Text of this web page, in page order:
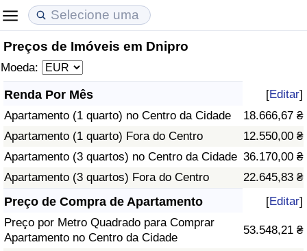
Preços de Imóveis em Dnipro
Moeda:
Renda Por Mês [Editar]
Apartamento (1 quarto) no Centro da Cidade
18.666,67 ₴
Apartamento (1 quarto) Fora do Centro
12.550,00 ₴
Apartamento (3 quartos) no Centro da Cidade 36.170,00 ₴
Apartamento (3 quartos) Fora do Centro
22.645,83 ₴
Preço de Compra de Apartamento [Editar]
Preço por Metro Quadrado para Comprar
Apartamento no Centro da Cidade
53.548,21 ₴
Custo de Vida
Indicador de Custo de Vida (Atual)
Indicador de Custo de Vida
Indicador de Custo de Vida Por País
Preços de Imóveis
Indicador de Preços de Imóveis (Atual)
Indicador de Preços de Imóveis
Indicador de Preços de Imóveis por País
Qualidade de Vida
Indicador de Qualidade de Vida
Indicador de Qualidade de Vida (Atual)
Índice de qualidade de vida por país
Taxa do Indicador de Crime (Atual)